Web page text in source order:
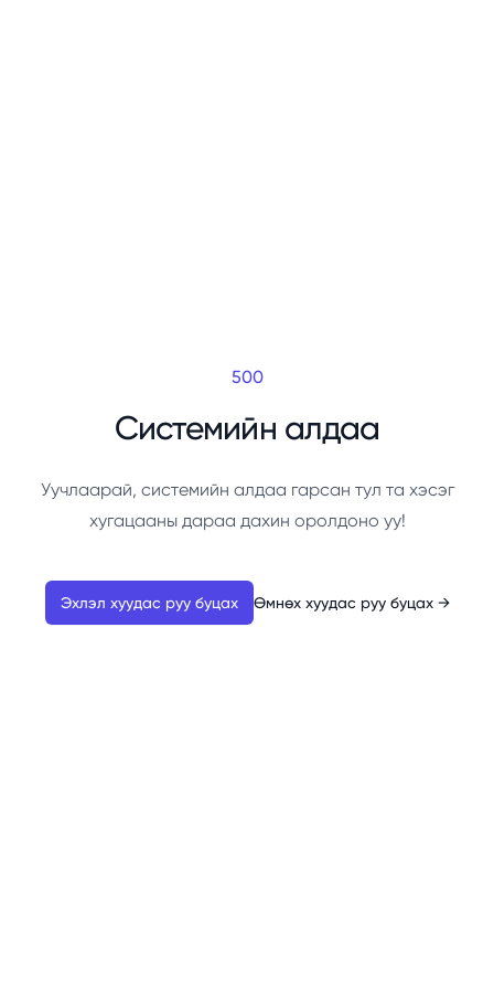
500
Системийн алдаа
Уучлаарай, системийн алдаа гарсан тул та хэсэг
хугацааны дараа дахин оролдоно уу!
Эхлэл хуудас руу буцах Өмнөх хуудас руу буцах →